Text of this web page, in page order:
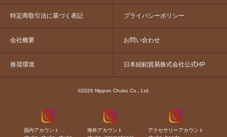
特定商取引法に基づく表記 プライバシーポリシー
会社概要 お問い合わせ
推奨環境 日本紐釦貿易株式会社公式HP
©2026 Nippon Chuko Co., Ltd.
国内アカウント
海外アカウント
アクセサリーアカウント